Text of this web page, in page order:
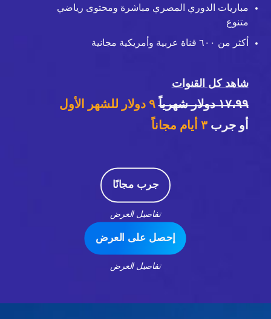
مباريات الدوري المصري مباشرة ومحتوى رياضي
متنوع
أكثر من ٦٠٠ قناة عربية وأمريكية مجانية
شاهد كل القنوات
١٧،٩٩ دولار شهرياً
٩ دولار للشهر الأول
أو جرب٣ أيام مجاناً
جرب مجانًا
تفاصيل العرض
إحصل على العرض
تفاصيل العرض